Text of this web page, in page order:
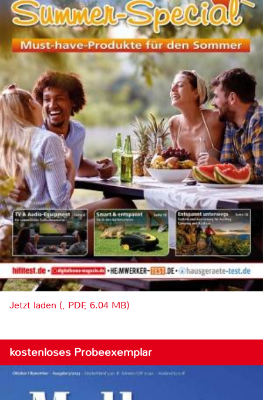
Jetzt laden (, PDF, 6.04 MB)
kostenloses Probeexemplar